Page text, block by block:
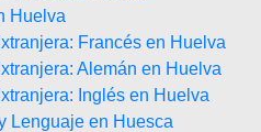
Huelva
Francés en Huelva
Alemán en Huelva
Inglés en Huelva
Lenguaje en Huesca